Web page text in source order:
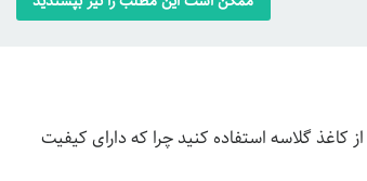
کاغذ گلاسه استفاده کنید چرا که دارای کیفیت